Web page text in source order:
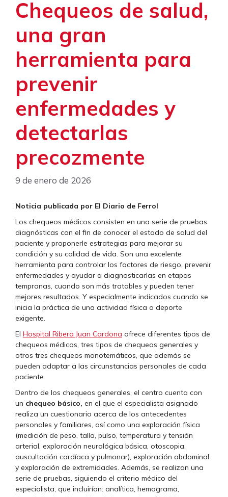
Chequeos de salud,
una gran
herramienta para
prevenir
enfermedades y
detectarlas
precozmente
9 de enero de 2026
Noticia publicada por El Diario de Ferrol
Los chequeos médicos consisten en una serie de pruebas
diagnósticas con el fin de conocer el estado de salud del
paciente y proponerle estrategias para mejorar su
condición y su calidad de vida. Son una excelente
herramienta para controlar los factores de riesgo, prevenir
enfermedades y ayudar a diagnosticarlas en etapas
tempranas, cuando son más tratables y pueden tener
mejores resultados. Y especialmente indicados cuando se
inicia la práctica de una actividad física o deporte
exigente.
El Hospital Ribera Juan Cardona ofrece diferentes tipos de
chequeos médicos, tres tipos de chequeos generales y
otros tres chequeos monotemáticos, que además se
pueden adaptar a las circunstancias personales de cada
paciente.
Dentro de los chequeos generales, el centro cuenta con
un chequeo básico, en el que el especialista asignado
realiza un cuestionario acerca de los antecedentes
personales y familiares, así como una exploración física
(medición de peso, talla, pulso, temperatura y tensión
arterial, exploración neurológica básica, otoscopia,
auscultación cardíaca y pulmonar), exploración abdominal
y exploración de extremidades. Además, se realizan una
serie de pruebas, siguiendo el criterio médico del
especialista, que incluirían: analítica, hemograma,